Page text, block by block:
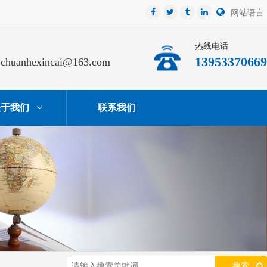
网站语言
热线电话
13953370669
我们 联系我们